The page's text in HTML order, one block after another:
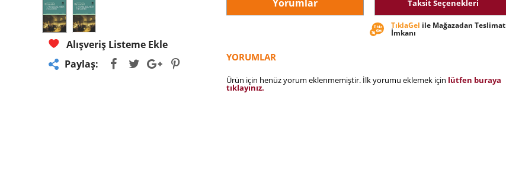
Alışveriş Listeme Ekle
Paylaş:
Yorumlar Taksit Seçenekleri
TıklaGel ile Mağazadan Teslimat
İmkanı
YORUMLAR
Ürün için henüz yorum eklenmemiştir. İlk yorumu eklemek için lütfen buraya
tıklayınız.